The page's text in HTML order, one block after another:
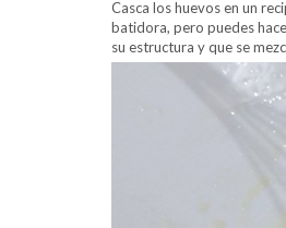
Casca los huevos en un
batidora, pero puedes
su estructura y que se